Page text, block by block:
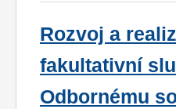
Rozvoj a
fakultativní
Odbornému